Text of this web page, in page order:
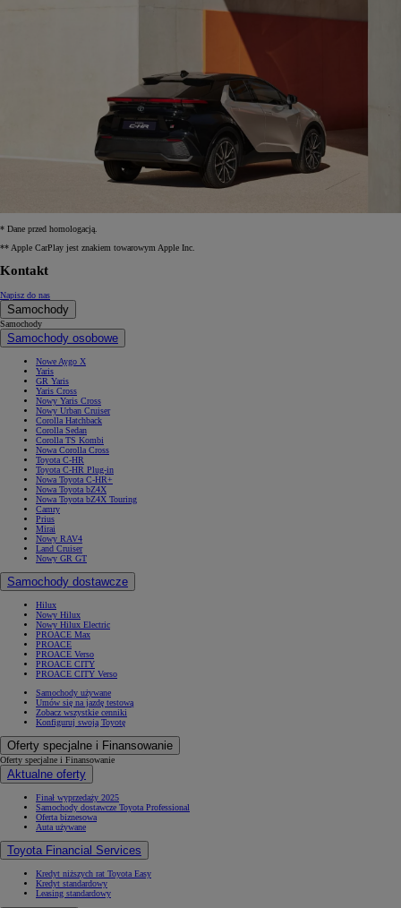
* Dane przed homologacją.
** Apple CarPlay jest znakiem towarowym Apple Inc.
Kontakt
Napisz do nas
Samochody
Samochody
Samochody osobowe
Nowe Aygo X
Yaris
GR Yaris
Yaris Cross
Nowy Yaris Cross
Nowy Urban Cruiser
Corolla Hatchback
Corolla Sedan
Corolla TS Kombi
Nowa Corolla Cross
Toyota C-HR
Toyota C-HR Plug-in
Nowa Toyota C-HR+
Nowa Toyota bZ4X
Nowa Toyota bZ4X Touring
Camry
Prius
Mirai
Nowy RAV4
Land Cruiser
Nowy GR GT
Samochody dostawcze
Hilux
Nowy Hilux
Nowy Hilux Electric
PROACE Max
PROACE
PROACE Verso
PROACE CITY
PROACE CITY Verso
Samochody używane
Umów się na jazdę testową
Zobacz wszystkie cenniki
Konfiguruj swoją Toyotę
Oferty specjalne i Finansowanie
Oferty specjalne i Finansowanie
Aktualne oferty
Finał wyprzedaży 2025
Samochody dostawcze Toyota Professional
Oferta biznesowa
Auta używane
Toyota Financial Services
Kredyt niższych rat Toyota Easy
Kredyt standardowy
Leasing standardowy